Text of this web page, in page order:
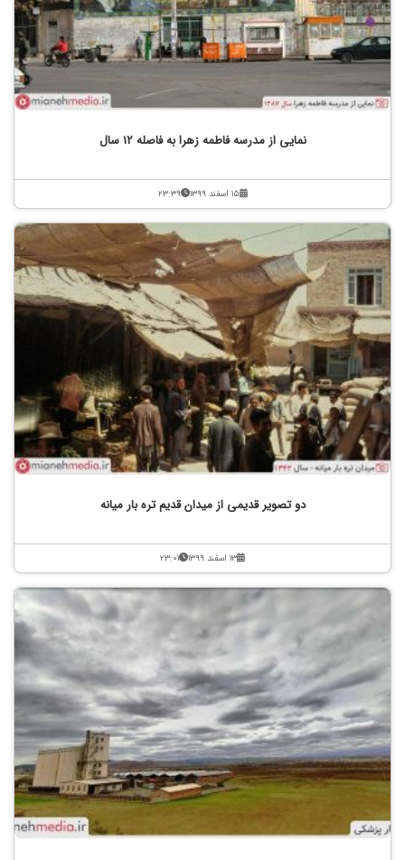
نمایی از مدرسه فاطمه زهرا به فاصله 12 سال
۱۵ اسفند ۱۳۹۹ ۲۳:۳۹
دو تصویر قدیمی از میدان قدیم تره بار میانه
۱۳ اسفند ۱۳۹۹ ۲۳:۰۱